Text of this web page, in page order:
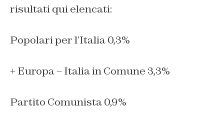
risultati qui elencati:
Popolari per l’Italia 0,3%
+ Europa – Italia in Comune 3,3%
Partito Comunista 0,9%